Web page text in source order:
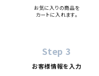
お気に入りの商品を
カートに入れます。
Step 3
お客様情報を入力